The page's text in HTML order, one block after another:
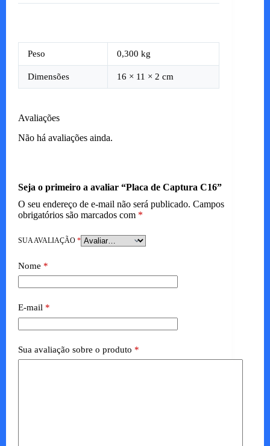
Peso 0,300 kg
Dimensões 16 × 11 × 2 cm
Avaliações
Não há avaliações ainda.
Seja o primeiro a avaliar “Placa de Captura C16”
O seu endereço de e-mail não será publicado. Campos
obrigatórios são marcados com *
SUA AVALIAÇÃO *
Nome *
E-mail *
Sua avaliação sobre o produto *